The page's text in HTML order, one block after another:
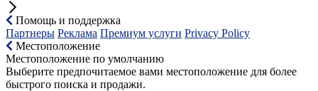
Помощь и поддержка
Партнеры Реклама Премиум услуги Privacy Policy
Местоположение
Местоположение по умолчанию
Выберите предпочитаемое вами местоположение для более
быстрого поиска и продажи.